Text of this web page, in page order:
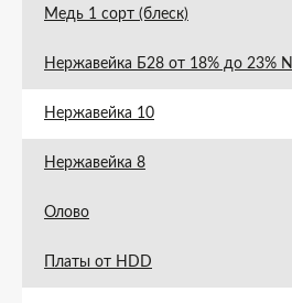
Медь 1 сорт (блеск)
Нержавейка Б28 от 18% до 23%
Нержавейка 10
Нержавейка 8
Олово
Платы от HDD